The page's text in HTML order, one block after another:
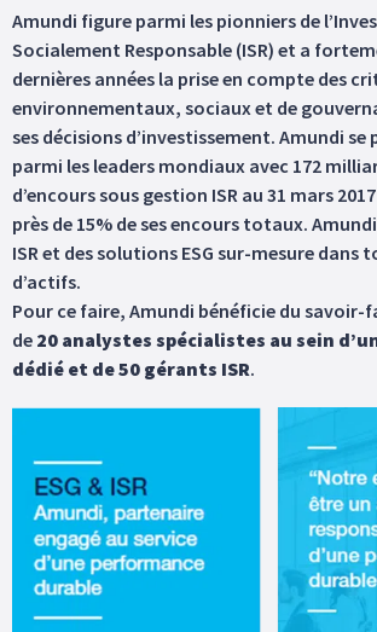
Amundi figure parmi les pionniers de
Socialement Responsable (ISR) et a
dernières années la prise en compte des
environnementaux, sociaux et de
ses décisions d’investissement. Amundi se
parmi les leaders mondiaux avec 172
d’encours sous gestion ISR au 31 mars
près de 15% de ses encours totaux.
ISR et des solutions ESG sur-mesure dans
d’actifs.
Pour ce faire, Amundi bénéficie du savoir-
de 20 analystes spécialistes au sein
dédié et de 50 gérants ISR.